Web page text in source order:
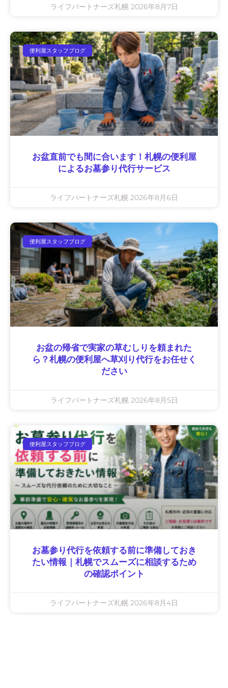
ライフパートナーズ札幌 2026年8月7日
便利屋スタッフブログ
お盆直前でも間に合います！札幌の便利屋
によるお墓参り代行サービス
ライフパートナーズ札幌 2026年8月6日
便利屋スタッフブログ
お盆の帰省で実家の草むしりを頼まれた
ら？札幌の便利屋へ草刈り代行をお任せく
ださい
ライフパートナーズ札幌 2026年8月5日
便利屋スタッフブログ
お墓参り代行を依頼する前に準備しておき
たい情報｜札幌でスムーズに相談するため
の確認ポイント
ライフパートナーズ札幌 2026年8月4日